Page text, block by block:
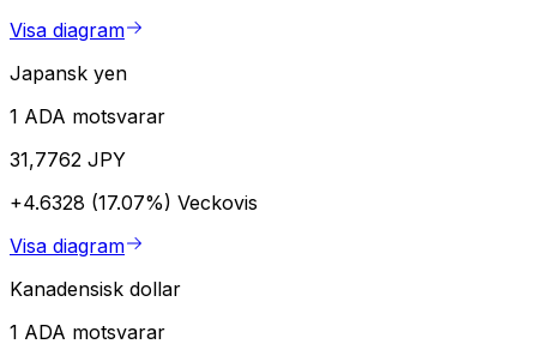
Visa diagram
Japansk yen
1 ADA motsvarar
31,7762 JPY
+4.6328 (17.07%) Veckovis
Visa diagram
Kanadensisk dollar
1 ADA motsvarar